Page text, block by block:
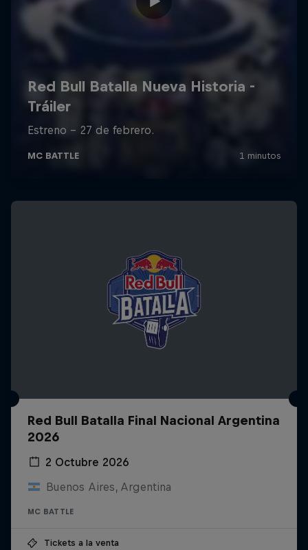
Red Bull Batalla Final Nacional Argentina
2026
2 Octubre 2026
Buenos Aires, Argentina
MC BATTLE
Tickets a la venta